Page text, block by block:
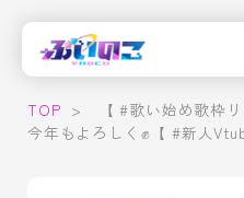
TOP >
【 #歌い始め歌枠
今年もよろしく✊️【 #新人